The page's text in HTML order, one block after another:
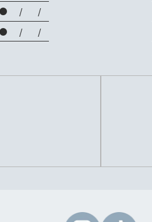
● /
/
● / /